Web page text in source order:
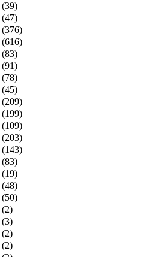
(39)
(47)
(376)
(616)
(83)
(91)
(78)
(45)
(209)
(199)
(109)
(203)
(143)
(83)
(19)
(48)
(50)
(2)
(3)
(2)
(2)